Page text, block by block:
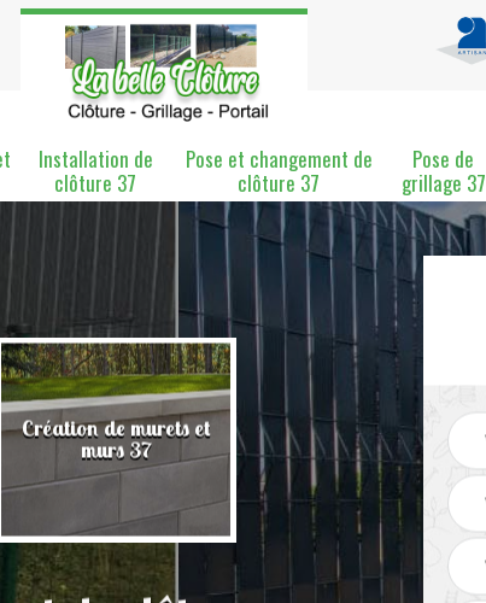
Installation de
clôture 37
Pose et changement de
clôture 37
Pose de
grillage 37
Création de murets et
murs 37
Installation de clôture
37